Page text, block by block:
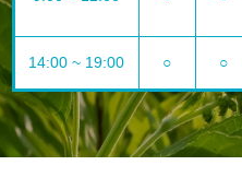
14:00 ~ 19:00 ○ ○